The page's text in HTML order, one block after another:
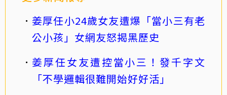
姜厚任小24歲女友遭爆「當小三有老
公小孩」女網友怒揭黑歷史
姜厚任女友遭控當小三！發千字文
「不學邏輯很難開始好好活」